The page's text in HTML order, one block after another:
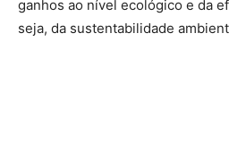
ganhos ao nível ecológico e da
seja, da sustentabilidade